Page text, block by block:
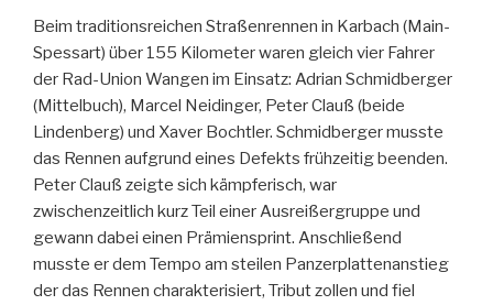
Beim traditionsreichen Straßenrennen in Karbach (Main-
Spessart) über 155 Kilometer waren gleich vier Fahrer
der Rad-Union Wangen im Einsatz: Adrian Schmidberger
(Mittelbuch), Marcel Neidinger, Peter Clauß (beide
Lindenberg) und Xaver Bochtler. Schmidberger musste
das Rennen aufgrund eines Defekts frühzeitig beenden.
Peter Clauß zeigte sich kämpferisch, war
zwischenzeitlich kurz Teil einer Ausreißergruppe und
gewann dabei einen Prämiensprint. Anschließend
musste er dem Tempo am steilen Panzerplattenanstieg
der das Rennen charakterisiert, Tribut zollen und fiel